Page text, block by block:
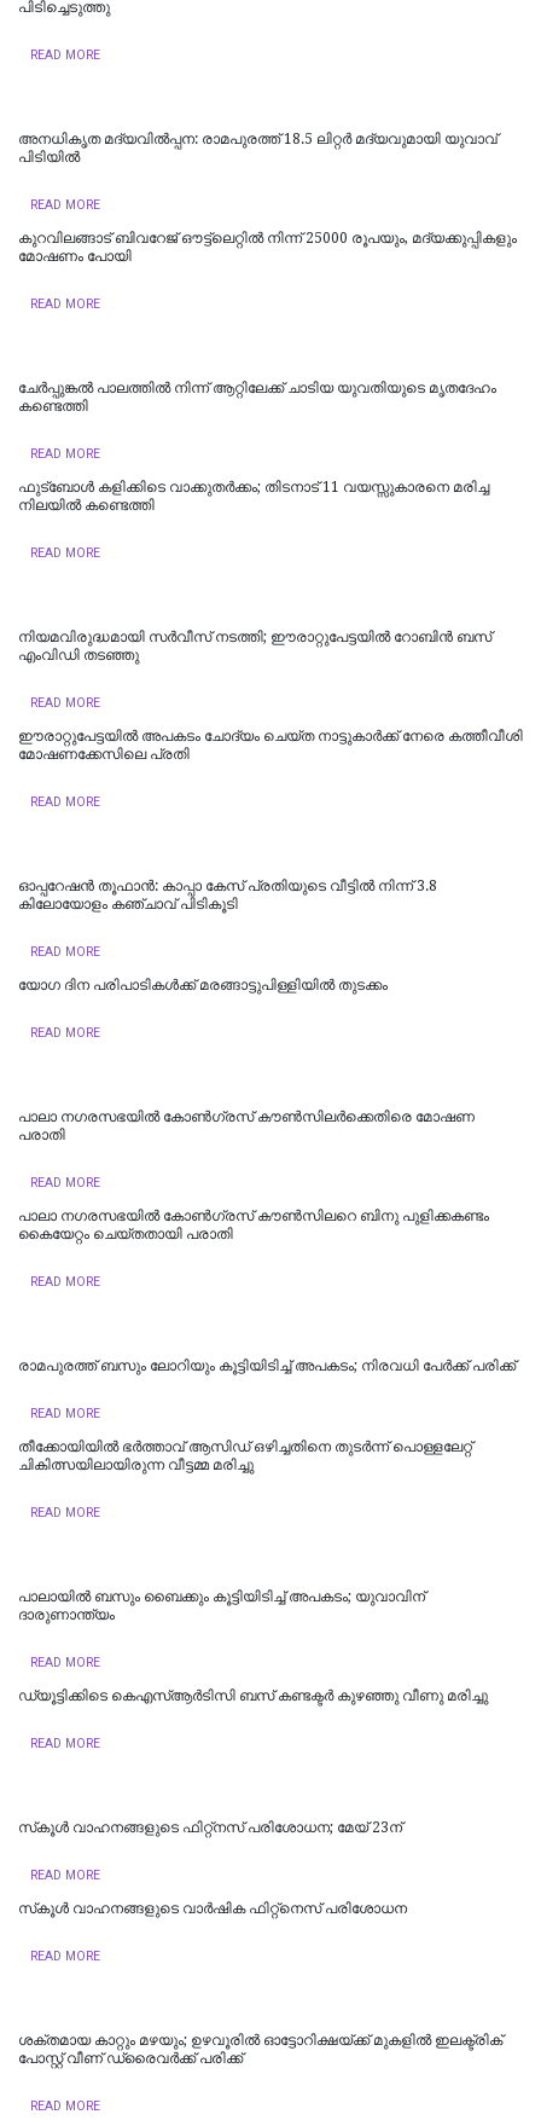
പിടിച്ചെടുത്തു
READ MORE
അനധികൃത മദ്യവിൽപ്പന: രാമപുരത്ത് 18.5 ലിറ്റർ മദ്യവുമായി യുവാവ്
പിടിയിൽ
READ MORE
കുറവിലങ്ങാട് ബിവറേജ് ഔട്ട്ലെറ്റിൽ നിന്ന് 25000 രൂപയും, മദ്യക്കുപ്പികളും
മോഷണം പോയി
READ MORE
ചേർപ്പുങ്കൽ പാലത്തിൽ നിന്ന് ആറ്റിലേക്ക് ചാടിയ യുവതിയുടെ മൃതദേഹം
കണ്ടെത്തി
READ MORE
ഫുട്‌ബോള്‍ കളിക്കിടെ വാക്കുതര്‍ക്കം; തിടനാട് 11 വയസ്സുകാരനെ മരിച്ച
നിലയില്‍ കണ്ടെത്തി
READ MORE
നിയമവിരുദ്ധമായി സര്‍വീസ് നടത്തി; ഈരാറ്റുപേട്ടയില്‍ റോബിന്‍ ബസ്
എംവിഡി തടഞ്ഞു
READ MORE
ഈരാറ്റുപേട്ടയില്‍ അപകടം ചോദ്യം ചെയ്ത നാട്ടുകാര്‍ക്ക് നേരെ കത്തീവീശി
മോഷണക്കേസിലെ പ്രതി
READ MORE
ഓപ്പറേഷൻ തൂഫാൻ: കാപ്പാ കേസ് പ്രതിയുടെ വീട്ടിൽ നിന്ന് 3.8
കിലോയോളം കഞ്ചാവ് പിടികൂടി
READ MORE
യോഗ ദിന പരിപാടികള്‍ക്ക് മരങ്ങാട്ടുപിള്ളിയില്‍ തുടക്കം
READ MORE
പാലാ നഗരസഭയിൽ കോൺഗ്രസ് കൗൺസിലർക്കെതിരെ മോഷണ
പരാതി
READ MORE
പാലാ നഗരസഭയില്‍ കോൺഗ്രസ് കൗൺസിലറെ ബിനു പുളിക്കകണ്ടം
കൈയേറ്റം ചെയ്തതായി പരാതി
READ MORE
രാമപുരത്ത് ബസും ലോറിയും കൂട്ടിയിടിച്ച് അപകടം; നിരവധി പേർക്ക് പരിക്ക്
READ MORE
തീക്കോയിയിൽ ഭർത്താവ് ആസിഡ് ഒഴിച്ചതിനെ തുടർന്ന് പൊള്ളലേറ്റ്
ചികിത്സയിലായിരുന്ന വീട്ടമ്മ മരിച്ചു
READ MORE
പാലായില്‍ ബസും ബൈക്കും കൂട്ടിയിടിച്ച് അപകടം; യുവാവിന്
ദാരുണാന്ത്യം
READ MORE
ഡ്യൂട്ടിക്കിടെ കെഎസ്ആര്‍ടിസി ബസ് കണ്ടക്ടര്‍ കുഴഞ്ഞു വീണു മരിച്ചു
READ MORE
സ്‌കൂള്‍ വാഹനങ്ങളുടെ ഫിറ്റ്‌നസ് പരിശോധന; മേയ് 23ന്
READ MORE
സ്‌കൂൾ വാഹനങ്ങളുടെ വാർഷിക ഫിറ്റ്‌നെസ് പരിശോധന
READ MORE
ശക്തമായ കാറ്റും മഴയും; ഉഴവൂരിൽ ഓട്ടോറിക്ഷയ്ക്ക് മുകളിൽ ഇലക്ട്രിക്
പോസ്റ്റ് വീണ് ഡ്രൈവർക്ക് പരിക്ക്
READ MORE